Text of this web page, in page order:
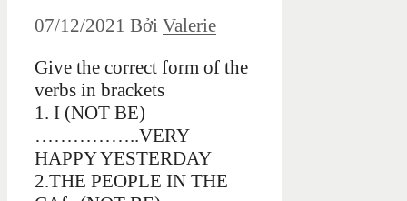
07/12/2021 Bởi Valerie
Give the correct form of the
verbs in brackets
1. I (NOT BE)
……………..VERY
HAPPY YESTERDAY
2.THE PEOPLE IN THE